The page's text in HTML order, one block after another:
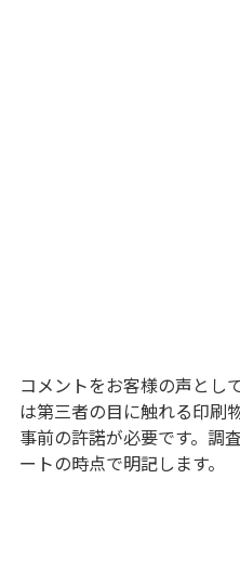
コメントをお客様の声とし
は第三者の目に触れる印刷
事前の許諾が必要です。調
ートの時点で明記します。